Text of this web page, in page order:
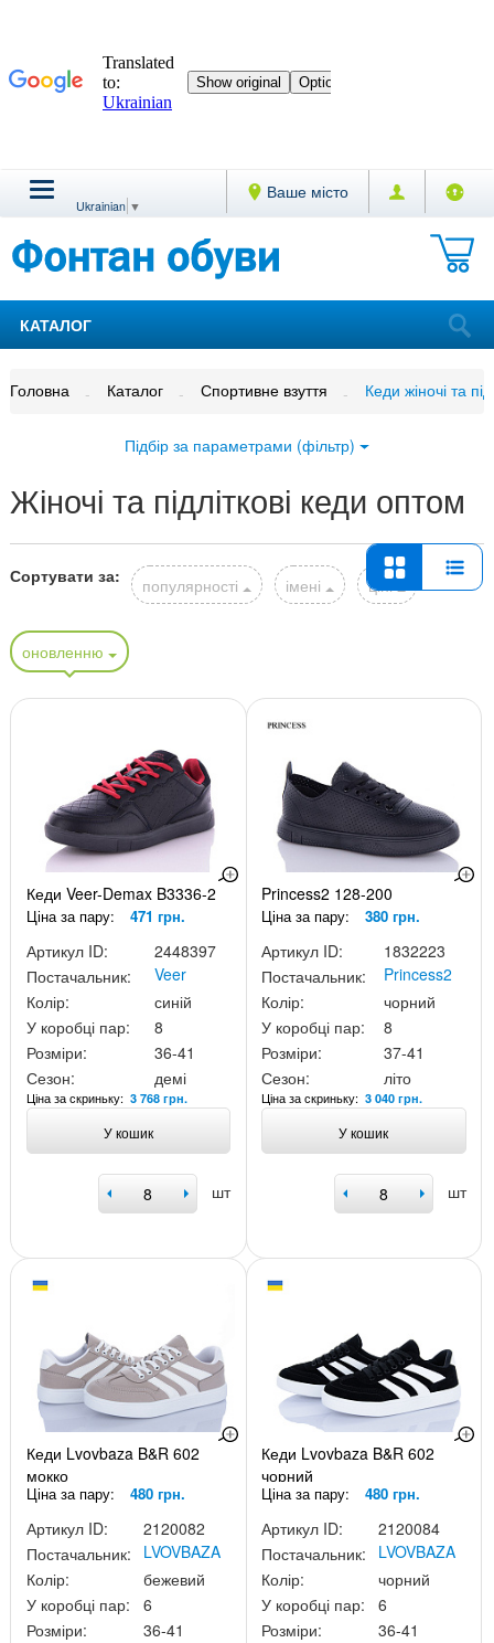
Ваше місто
Ukrainian ▼
КАТАЛОГ
Головна Каталог Спортивне взуття Кеди жіночі та
Підбір за параметрами (фільтр)
Жіночі та підліткові кеди оптом
Сортувати за: популярності імені ціні
оновленню
Кеди Veer-Demax B3336-2
Ціна за пару: 471 грн.
Артикул ID:
2448397
Постачальник:
Veer
Колір:
синій
У коробці пар:
8
Розміри:
36-41
Сезон:
демі
Ціна за скриньку: 3 768 грн.
У кошик
шт
Princess2 128-200
Ціна за пару: 380 грн.
Артикул ID:
1832223
Постачальник:
Princess2
Колір:
чорний
У коробці пар:
8
Розміри:
37-41
Сезон:
літо
Ціна за скриньку:3 040 грн.
У кошик
шт
Кеди Lvovbaza B&R 602
мокко
Ціна за пару: 480 грн.
Артикул ID:
2120082
Постачальник:
LVOVBAZA
Колір:
бежевий
У коробці пар:
6
Розміри:
36-41
Кеди Lvovbaza B&R 602
чорний
Ціна за пару: 480 грн.
Артикул ID:
2120084
Постачальник:
LVOVBAZA
Колір:
чорний
У коробці пар:
6
Розміри:
36-41